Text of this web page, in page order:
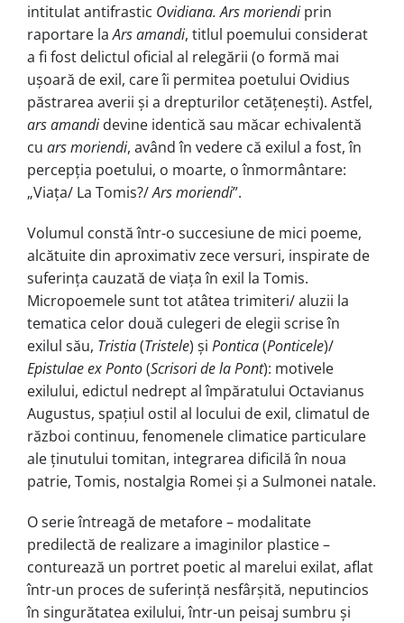
intitulat antifrastic Ovidiana. Ars moriendi prin
raportare laArs amandi, titlul poemului considerat
a fi fost delictul oficial al relegării (o formă mai
ușoară de exil, care îi permitea poetului Ovidius
păstrarea averii și a drepturilor cetățenești). Astfel,
ars amandi devine identică sau măcar echivalentă
cu ars moriendi, având în vedere că exilul a fost, în
percepția poetului, o moarte, o înmormântare:
„Viața/ La Tomis?/Ars moriendi”.
Volumul constă într-o succesiune de mici poeme,
alcătuite din aproximativ zece versuri, inspirate de
suferința cauzată de viața în exil la Tomis.
Micropoemele sunt tot atâtea trimiteri/ aluzii la
tematica celor două culegeri de elegii scrise în
exilul său, Tristia(Tristele) și Pontica(Ponticele)/
Epistulae ex Ponto(Scrisori de la Pont): motivele
exilului, edictul nedrept al împăratului Octavianus
Augustus, spațiul ostil al locului de exil, climatul de
război continuu, fenomenele climatice particulare
ale ținutului tomitan, integrarea dificilă în noua
patrie, Tomis, nostalgia Romei și a Sulmonei natale.
O serie întreagă de metafore – modalitate
predilectă de realizare a imaginilor plastice –
conturează un portret poetic al marelui exilat, aflat
într-un proces de suferință nesfârșită, neputincios
în singurătatea exilului, într-un peisaj sumbru și